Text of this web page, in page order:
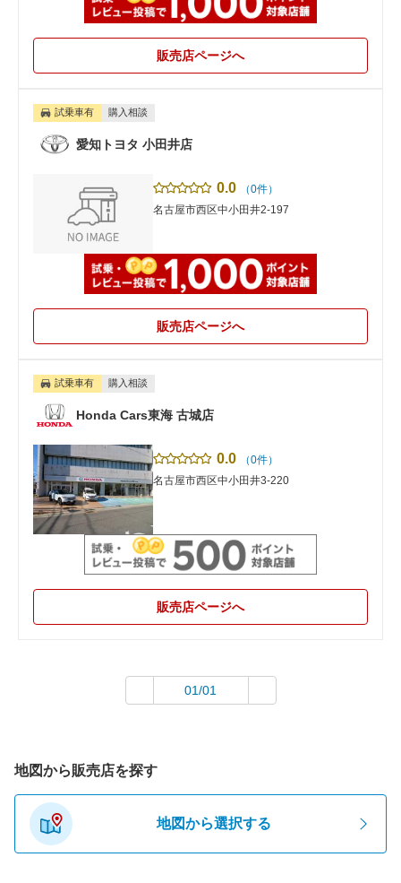
販売店ページへ
試乗車有 購入相談
愛知トヨタ 小田井店
0.0
（0件）
名古屋市西区中小田井2-197
販売店ページへ
試乗車有 購入相談
Honda Cars東海 古城店
0.0
（0件）
名古屋市西区中小田井3-220
販売店ページへ
01/01
地図から販売店を探す
地図から選択する